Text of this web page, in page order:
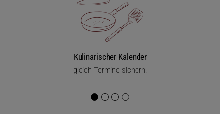
Kulinarischer Kalender
gleich Termine sichern!